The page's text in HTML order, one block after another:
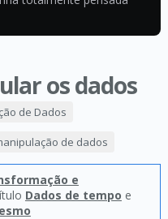
os dados
de Dados
de dados
e
Dados de tempo e